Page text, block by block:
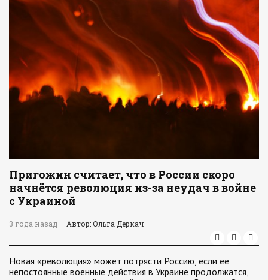
Пригожин считает, что в России скоро
начнётся революция из-за неудач в войне
с Украиной
3 года назад Автор: Ольга Деркач
Новая «революция» может потрясти Россию, если ее
непостоянные военные действия в Украине продолжатся,